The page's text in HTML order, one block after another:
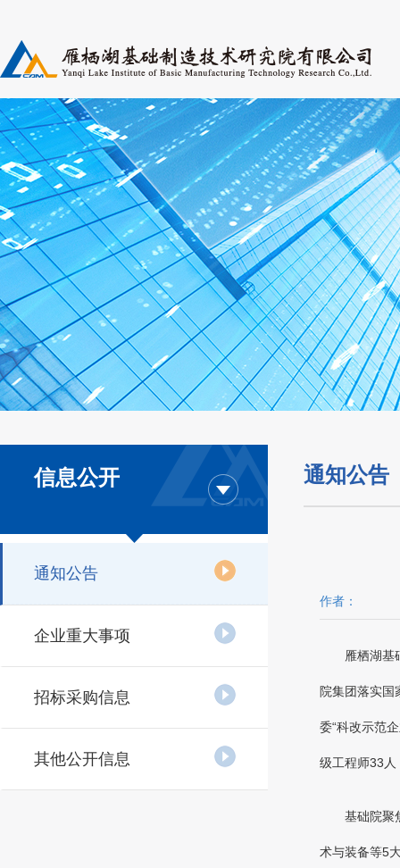
信息公开
通知公告
企业重大事项
招标采购信息
其他公开信息
通知公告
作者：
雁栖湖基
院集团落实国
委“科改示范
级工程师33
基础院聚
术与装备等5